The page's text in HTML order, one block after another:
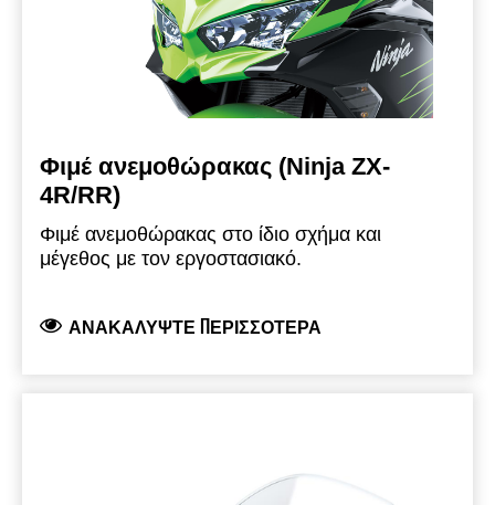
Φιμέ ανεμοθώρακας (Ninja ZX-
4R/RR)
Φιμέ ανεμοθώρακας στο ίδιο σχήμα και
μέγεθος με τον εργοστασιακό.
ΑΝΑΚΑΛΎΨΤΕ ΠΕΡΙΣΣΌΤΕΡΑ